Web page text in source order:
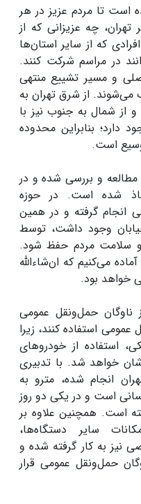
است تا مردم عزیز در هر
چه عزیزانی که از
که از سایر استان‌ها
در مراسم شرکت کنند.
و مسیر تشییع منتهی
از شرق تهران به
از شمال به جنوب نیز با
دارد؛ بنابراین محدوده
وسیع است.
مطالعه و بررسی شده و در
شده است. در حوزه
انجام گرفته و در همین
وجود داشت، توسط
و سلامت مردم حفظ شود.
می‌کنیم که ان‌شاءالله
خواهد بود.
ناوگان حمل‌ونقل عمومی
استفاده کنند، زیرا
استفاده از خودروهای
خواهد شد. با تدبیری
انجام شده، مترو به
است و در یکی دو روز
است. همچنین علاوه بر
سایر دستگاه‌ها،
نیز به کار گرفته شده و
ناوگان حمل‌ونقل عمومی قرار